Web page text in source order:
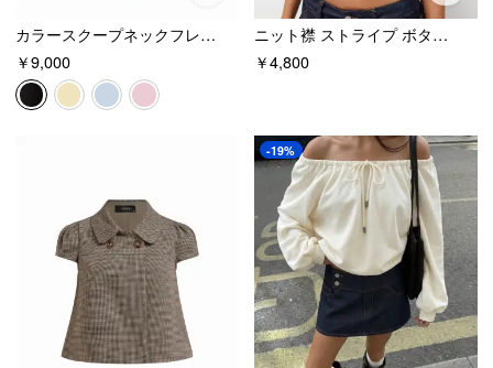
カラースクープネックフレアマキシドレス
￥9,000
ニット襟 ストライプ ボタン ミドル丈 スリーブ トップ
￥4,800
-19%